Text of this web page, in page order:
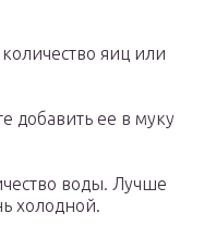
яиц или
добавить ее в муку
воды. Лучше
холодной.